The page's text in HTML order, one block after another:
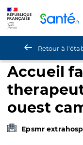
Retour à
Accueil
ouest
Epsmr